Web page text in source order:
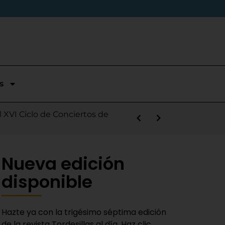
temporada en Segunda
Nieves
Ciclo de Conciertos de
sábado
la salida de Víctor Alonso
Fiestas del Novillo
Bravas y logra un puesto
adaptado a la actualidad»
Nueva edición
disponible
Hazte ya con la trigésimo séptima edición